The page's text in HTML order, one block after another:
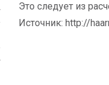
Это следует из
Источник: http://